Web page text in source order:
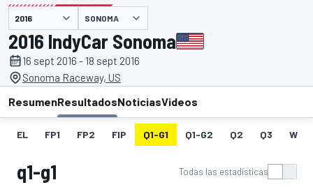
presentado por SONOMA
2016 IndyCar Sonoma
16 sept 2016 - 18 sept 2016
Sonoma Raceway, US
ResumenResultadosNoticiasVideos
EL FP1 FP2 FIP Q1-G1 Q1-G2 Q2 Q3 W
q1-g1 Todas las estadísticas